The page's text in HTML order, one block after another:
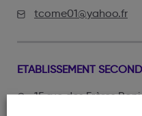
tcome01@yahoo.fr
ETABLISSEMENT
15 rue des Frères